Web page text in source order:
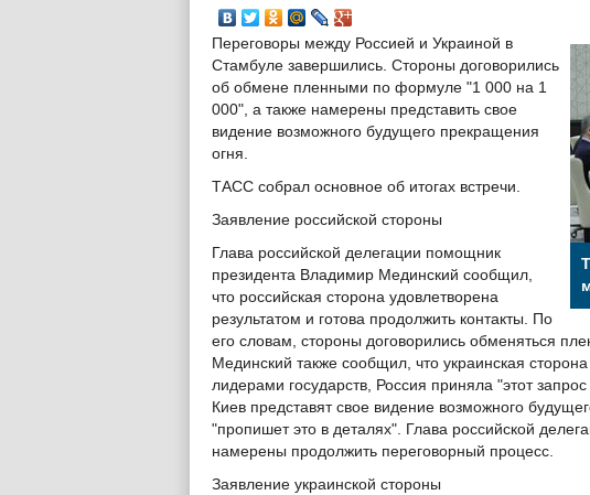
Переговоры между Россией и Украиной в
Стамбуле завершились. Стороны договорились
об обмене пленными по формуле "1 000 на 1
000", а также намерены представить свое
видение возможного будущего прекращения
огня.
ТАСС собрал основное об итогах встречи.
Заявление российской стороны
Глава российской делегации помощник
президента Владимир Мединский сообщил,
что российская сторона удовлетворена
результатом и готова продолжить контакты. По
его словам, стороны договорились обменяться
Мединский также сообщил, что украинская
лидерами государств, Россия приняла "этот
Киев представят свое видение возможного
"пропишет это в деталях". Глава российской
намерены продолжить переговорный процесс.
Заявление украинской стороны